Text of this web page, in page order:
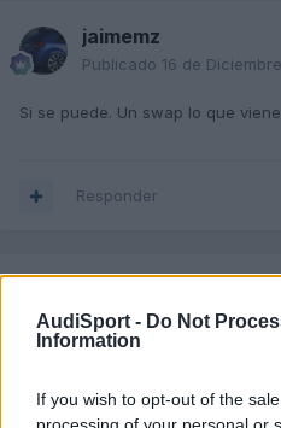
AudiSport - Do Not
Information
If you wish to opt-out of the
jaimemz
Publicado 16 de
Si se puede. Un swap lo que
Responder
Publicado16 de